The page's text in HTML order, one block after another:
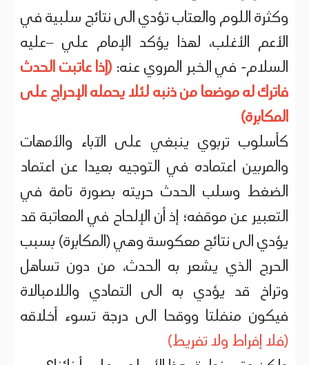
وكثرة اللوم والعتاب تؤدي الى نتائج سلبية في
الأعم الأغلب، لهذا يؤكد الإمام علي –عليه
السلام- في الخبر المروي عنه: (إذا عاتبت الحدث
فاترك له موضعا من ذنبه لئلا يحمله الإحراج على
المكابرة)
كأسلوب تربوي ينبغي على الآباء والأمهات
والمربين اعتماده في التوجيه بعيدا عن اعتماد
الضغط وسلب الحدث حريته بصورة تامة في
التعبير عن موقفه؛ إذ أن الإلحاح في المعاتبة قد
يؤدي الى نتائج معكوسة وهي (المكابرة) بسبب
الحرج الذي يشعر به الحدث، من دون تساهل
وتراخ قد يؤدي به الى التمادي واللامبالاة
فيكون منفلتا ووقحا الى درجة تسوء أخلاقه
(فلا إفراط ولا تفريط)